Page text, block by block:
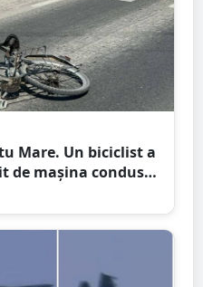
Mare. Un biciclist a
de mașina condusă